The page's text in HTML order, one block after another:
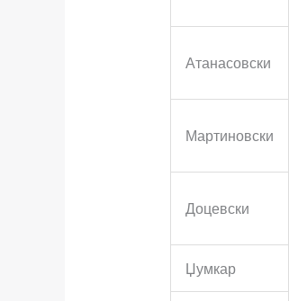
Атанасовски
Мартиновски
Доцевски
Џумкар